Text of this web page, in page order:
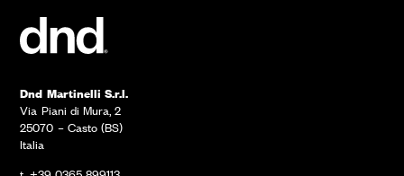
Dnd Martinelli S.r.l.
Via Piani di Mura, 2
25070 – Casto (BS)
Italia